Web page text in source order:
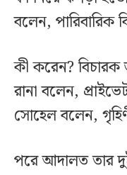
বলেন, পারিবারিক
কী করেন?
রানা বলেন,
সোহেল বলেন,
পরে আদালত তার